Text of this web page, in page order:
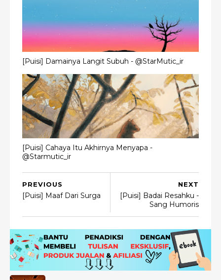
[Puisi] Damainya Langit Subuh - @StarMutic_ir
[Puisi] Cahaya Itu Akhirnya Menyapa -
@Starmutic_ir
NEXT
[Puisi] Badai Resahku -
Sang Humoris
PREVIOUS
[Puisi] Maaf Dari Surga